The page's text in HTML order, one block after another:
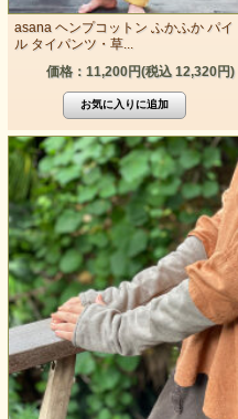
asana ヘンプコットン ふかふか パイ
ル タイパンツ・草...
価格：11,200円(税込 12,320円)